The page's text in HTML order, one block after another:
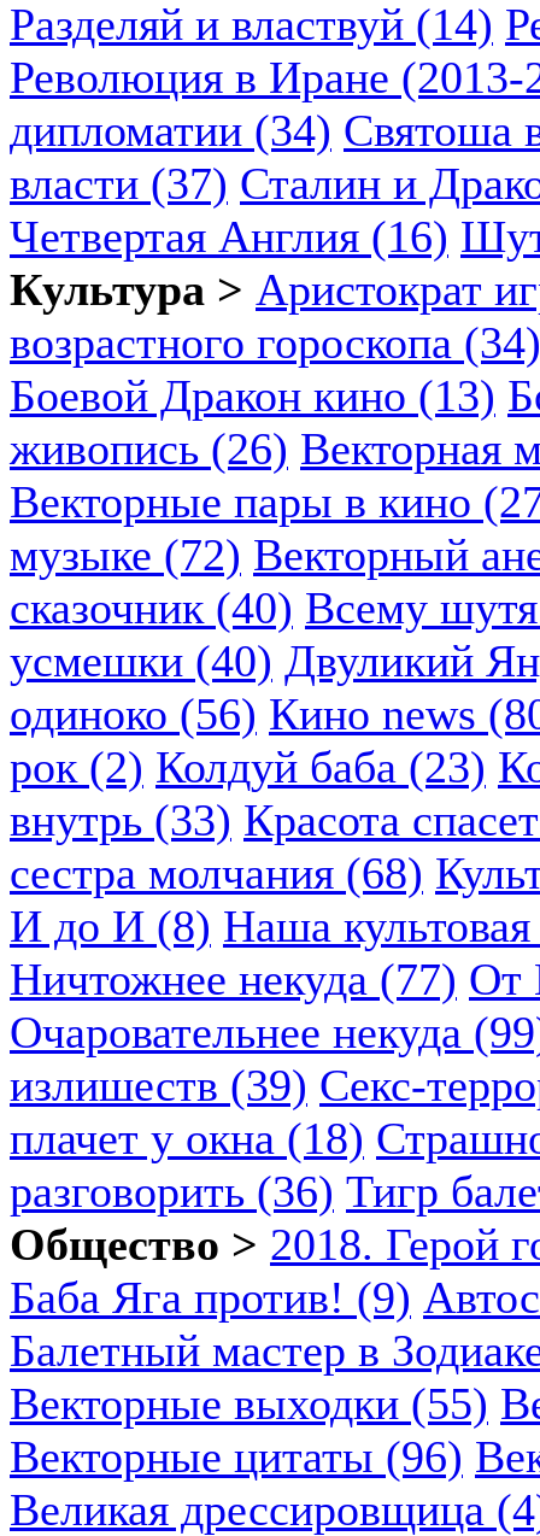
Разделяй и властвуй (14)
Революция в Иране (2013-
дипломатии (34) Святоша
власти (37) Сталин и
Четвертая Англия (16)
Культура > Аристократ
возрастного гороскопа (34)
Боевой Дракон кино (13)
живопись (26) Векторная
Векторные пары в кино
музыке (72) Векторный
сказочник (40) Всему
усмешки (40) Двуликий
одиноко (56) Кино news
рок (2) Колдуй баба (23)
внутрь (33) Красота
сестра молчания (68)
И до И (8) Наша
Ничтожнее некуда (77) От
Очаровательнее некуда
излишеств (39) Секс-
плачет у окна (18)
разговорить (36) Тигр
Общество > 2018. Герой
Баба Яга против! (9)
Балетный мастер в
Векторные выходки (55)
Векторные цитаты (96)
Великая дрессировщица